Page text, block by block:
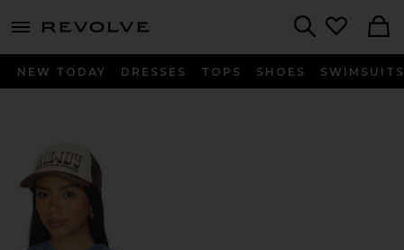
menu - shows more content
NEW TODAY DRESSES TOPS SHOES SWIMSUITS